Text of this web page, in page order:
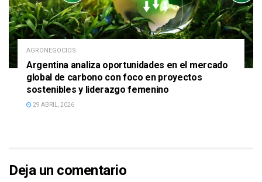
AGRONEGOCIOS
Argentina analiza oportunidades en el mercado
global de carbono con foco en proyectos
sostenibles y liderazgo femenino
29 ABRIL, 2026
Deja un comentario